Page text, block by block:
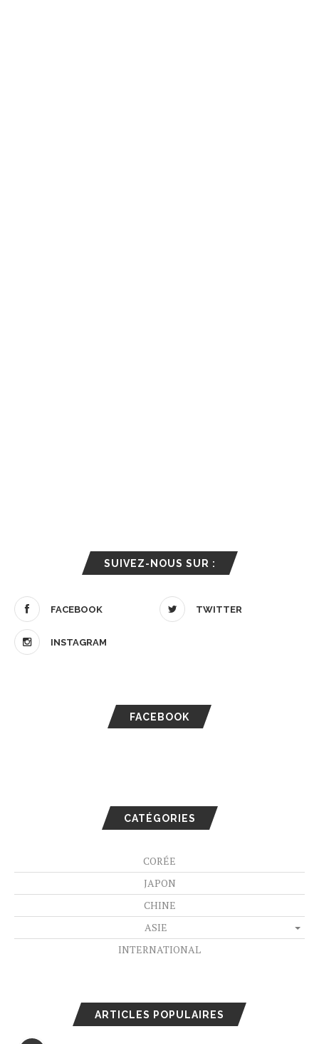
SUIVEZ-NOUS SUR :
FACEBOOK TWITTER
INSTAGRAM
FACEBOOK
CATÉGORIES
CORÉE
JAPON
CHINE
ASIE
INTERNATIONAL
ARTICLES POPULAIRES